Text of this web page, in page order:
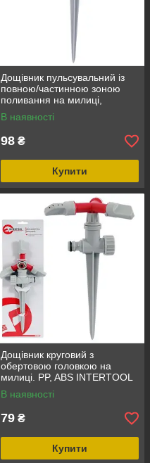
Дощівник пульсувальний із
повною/частинною зоною
поливання на милиці,
INTERTOOL GE-0051
В наявності
98 ₴
Купити
Дощівник круговий з
обертовою головкою на
милиці. PP, ABS INTERTOOL
GE-0054
В наявності
79 ₴
Купити